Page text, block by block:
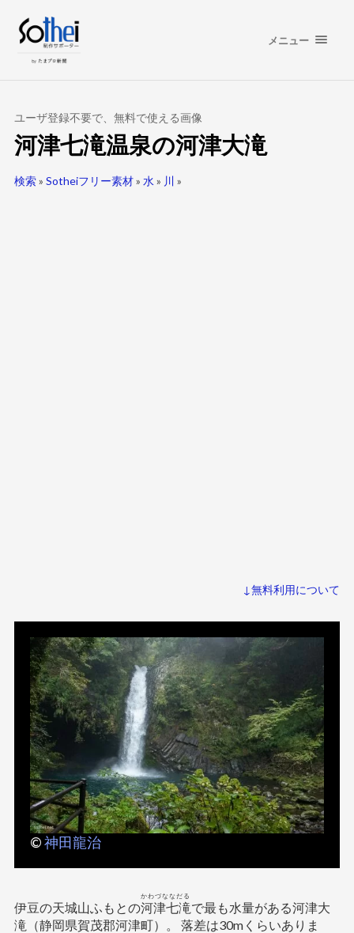
メニュー
ユーザ登録不要で、無料で使える画像
河津七滝温泉の河津大滝
検索» Sotheiフリー素材» 水 » 川 »
↓無料利用について
©︎神田龍治
伊豆の天城山ふもとの河津七滝
かわづななだる
で最も水量がある河津大
滝（静岡県賀茂郡河津町）。 落差は30mくらいありま